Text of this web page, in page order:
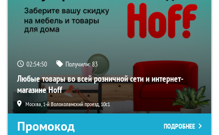
02:54:49 Получили:83
Любые товары во всей розничной сети и интернет-
магазине Hoff
Москва, 1-й Волоколамский проезд, 10с1
Промокод ПОДРОБНЕЕ